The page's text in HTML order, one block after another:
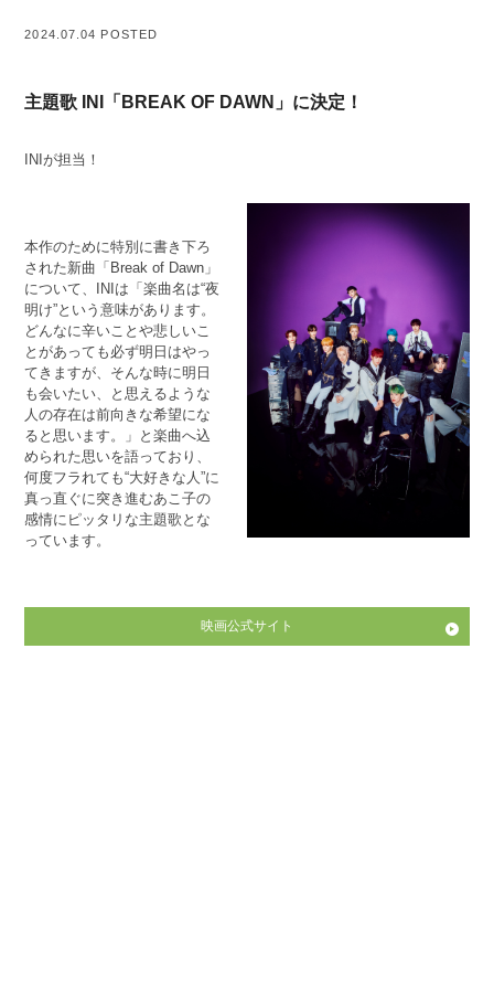
2024.07.04 POSTED
主題歌 INI「BREAK OF DAWN」に決定！
INIが担当！
本作のために特別に書き下ろ
された新曲「Break of Dawn」
について、INIは「楽曲名は“夜
明け”という意味があります。
どんなに辛いことや悲しいこ
とがあっても必ず明日はやっ
てきますが、そんな時に明日
も会いたい、と思えるような
人の存在は前向きな希望にな
ると思います。」と楽曲へ込
められた思いを語っており、
何度フラれても“大好きな人”に
真っ直ぐに突き進むあこ子の
感情にピッタリな主題歌とな
っています。
映画公式サイト